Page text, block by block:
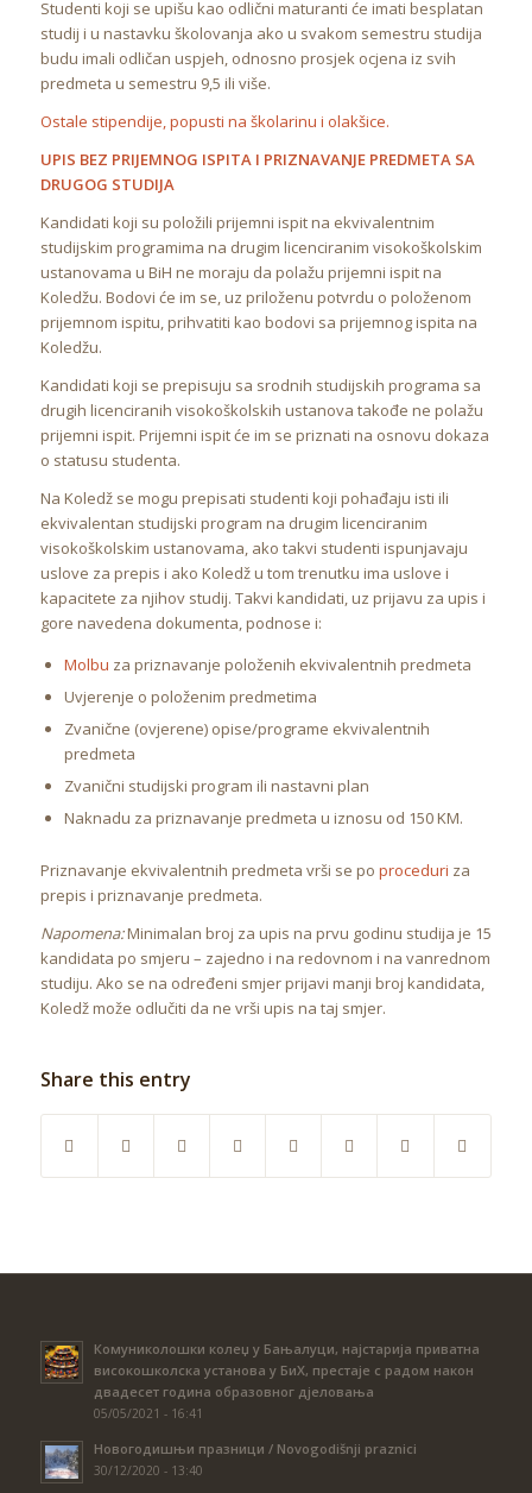
Studenti koji se upišu kao odlični maturanti će imati besplatan
studij i u nastavku školovanja ako u svakom semestru studija
budu imali odličan uspjeh, odnosno prosjek ocjena iz svih
predmeta u semestru 9,5 ili više.
Ostale stipendije, popusti na školarinu i olakšice.
UPIS BEZ PRIJEMNOG ISPITA I PRIZNAVANJE PREDMETA SA
DRUGOG STUDIJA
Kandidati koji su položili prijemni ispit na ekvivalentnim
studijskim programima na drugim licenciranim visokoškolskim
ustanovama u BiH ne moraju da polažu prijemni ispit na
Koledžu. Bodovi će im se, uz priloženu potvrdu o položenom
prijemnom ispitu, prihvatiti kao bodovi sa prijemnog ispita na
Koledžu.
Kandidati koji se prepisuju sa srodnih studijskih programa sa
drugih licenciranih visokoškolskih ustanova takođe ne polažu
prijemni ispit. Prijemni ispit će im se priznati na osnovu dokaza
o statusu studenta.
Na Koledž se mogu prepisati studenti koji pohađaju isti ili
ekvivalentan studijski program na drugim licenciranim
visokoškolskim ustanovama, ako takvi studenti ispunjavaju
uslove za prepis i ako Koledž u tom trenutku ima uslove i
kapacitete za njihov studij. Takvi kandidati, uz prijavu za upis i
gore navedena dokumenta, podnose i:
Molbu za priznavanje položenih ekvivalentnih predmeta
Uvjerenje o položenim predmetima
Zvanične (ovjerene) opise/programe ekvivalentnih
predmeta
Zvanični studijski program ili nastavni plan
Naknadu za priznavanje predmeta u iznosu od 150 KM.
Priznavanje ekvivalentnih predmeta vrši se po proceduri za
prepis i priznavanje predmeta.
Napomena:Minimalan broj za upis na prvu godinu studija je 15
kandidata po smjeru – zajedno i na redovnom i na vanrednom
studiju. Ako se na određeni smjer prijavi manji broj kandidata,
Koledž može odlučiti da ne vrši upis na taj smjer.
Share this entry
Комуниколошки колеџ у Бањалуци, најстарија приватна
високошколска установа у БиХ, престаје с радом након
двадесет година образовног дјеловања
05/05/2021 - 16:41
Новогодишњи празници / Novogodišnji praznici
30/12/2020 - 13:40